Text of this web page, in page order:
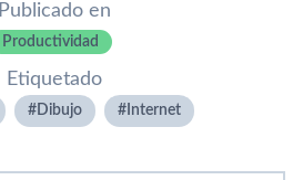
Publicado en
Productividad
Etiquetado
Dibujo Internet